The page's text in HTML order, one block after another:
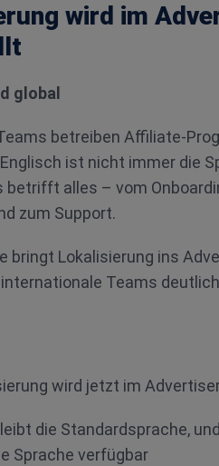
wird im
global
betreiben Affiliate-
ist nicht immer die
betrifft alles – vom
zum Support.
bringt Lokalisierung ins
Teams
wird jetzt im
die Standardsprache,
Sprache verfügbar